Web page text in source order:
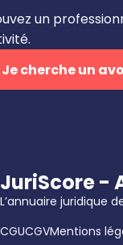
un
Je cherche un
JuriScore -
L’annuaire juridique
CGUCGVMentions